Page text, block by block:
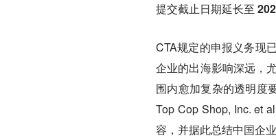
提交截止日期延长至
CTA规定的申报义务现
企业的出海影响深远，
围内愈加复杂的透明度
Top Cop Shop, Inc. et
容，并据此总结中国企